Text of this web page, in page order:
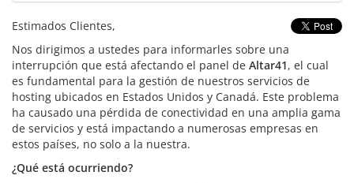
Estimados Clientes,
Nos dirigimos a ustedes para informarles sobre una
interrupción que está afectando el panel de Altar41, el cual
es fundamental para la gestión de nuestros servicios de
hosting ubicados en Estados Unidos y Canadá. Este problema
ha causado una pérdida de conectividad en una amplia gama
de servicios y está impactando a numerosas empresas en
estos países, no solo a la nuestra.
¿Qué está ocurriendo?